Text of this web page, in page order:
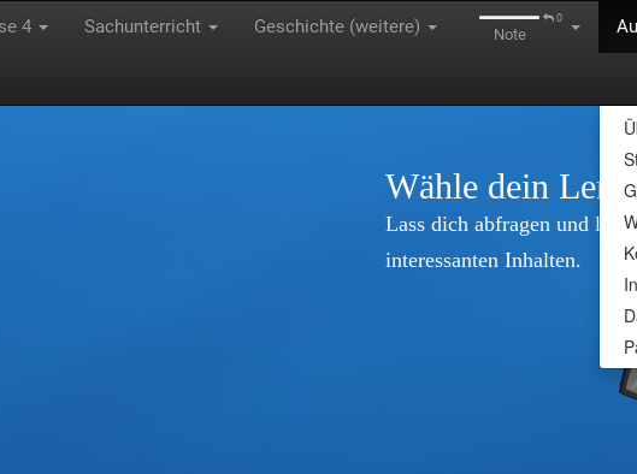
4 Sachunterricht Geschichte (weitere) 0
Note
Wähle dein
Lass dich abfragen und
interessanten Inhalten.